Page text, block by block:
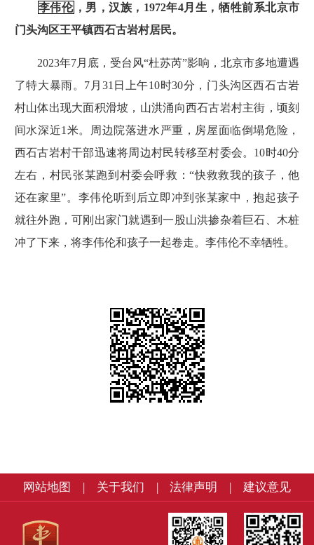
李伟伦 ，男，汉族，1972年4月生，牺牲前系北京市
门头沟区王平镇西石古岩村居民。
2023年7月底，受台风“杜苏芮”影响，北京市多地遭遇
了特大暴雨。7月31日上午10时30分，门头沟区西石古岩
村山体出现大面积滑坡，山洪涌向西石古岩村主街，顷刻
间水深近1米。周边院落进水严重，房屋面临倒塌危险，
西石古岩村干部迅速将周边村民转移至村委会。10时40分
左右，村民张某跑到村委会呼救：“快救救我的孩子，他
还在家里”。李伟伦听到后立即冲到张某家中，抱起孩子
就往外跑，可刚出家门就遇到一股山洪掺杂着巨石、木桩
冲了下来，将李伟伦和孩子一起卷走。李伟伦不幸牺牲。
网站地图 | 关于我们 | 法律声明 | 建议意见